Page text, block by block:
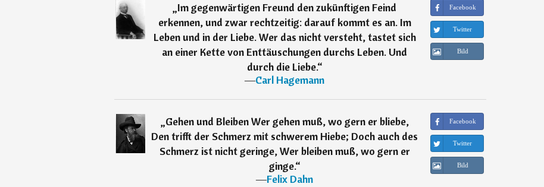
„Im gegenwärtigen Freund den zukünftigen Feind
erkennen, und zwar rechtzeitig: darauf kommt es an. Im
Leben und in der Liebe. Wer das nicht versteht, tastet sich
an einer Kette von Enttäuschungen durchs Leben. Und
durch die Liebe.“
―Carl Hagemann
Facebook
Twitter
Bild
„Gehen und Bleiben Wer gehen muß, wo gern er bliebe,
Den trifft der Schmerz mit schwerem Hiebe; Doch auch des
Schmerz ist nicht geringe, Wer bleiben muß, wo gern er
ginge.“
―Felix Dahn
Facebook
Twitter
Bild